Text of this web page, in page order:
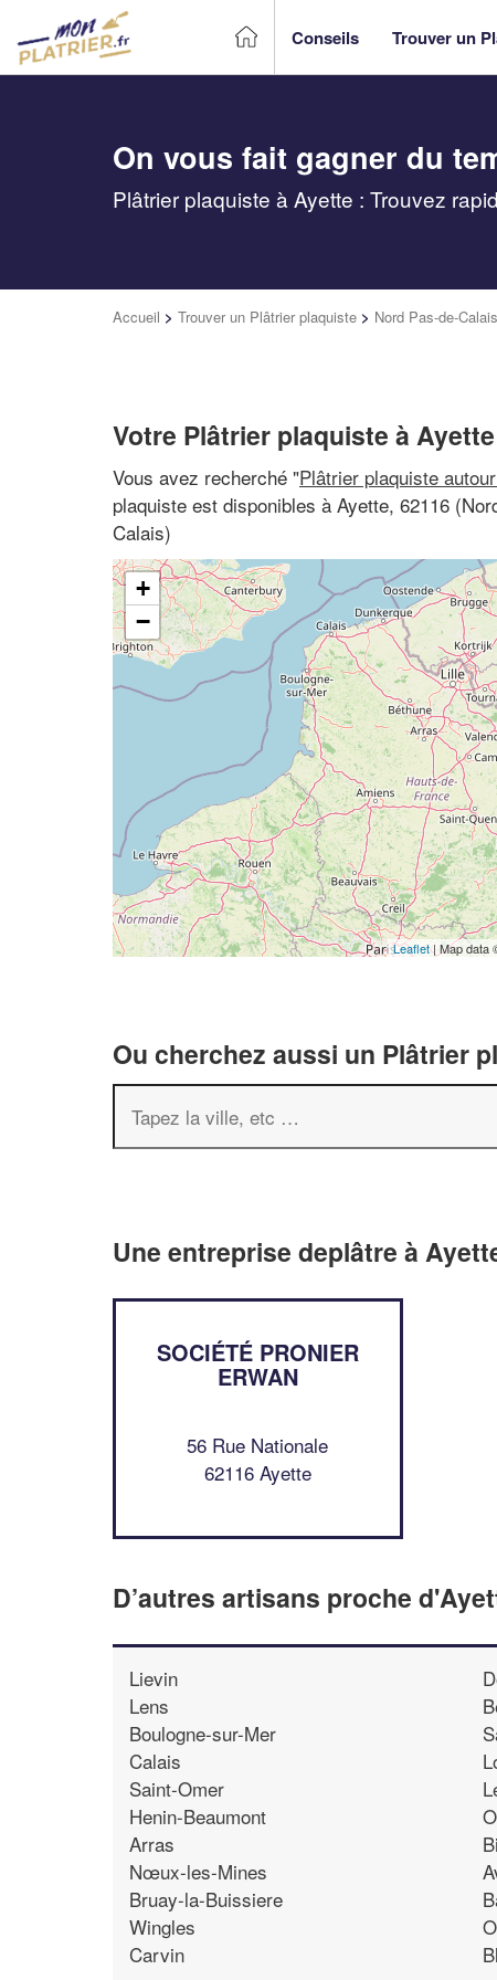
Conseils Trouver un
On vous fait gagner du
Plâtrier plaquiste à Ayette : Trouvez
Accueil > Trouver un Plâtrier plaquiste > Nord Pas-de-Calais
Votre Plâtrier plaquiste à Ayette
Vous avez recherché "Plâtrier plaquiste
plaquiste est disponibles à Ayette, 62116
Calais)
+
−
Leaflet| Map data
Ou cherchez aussi un Plâtrier
Une entreprise deplâtre à
SOCIÉTÉ PRONIER
ERWAN
56 Rue Nationale
62116 Ayette
D’autres artisans proche
Lievin
Lens
Boulogne-sur-Mer
Calais
Saint-Omer
Henin-Beaumont
Arras
Nœux-les-Mines
Bruay-la-Buissiere
Wingles
Carvin